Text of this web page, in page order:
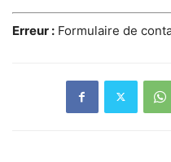
Erreur : Formulaire de